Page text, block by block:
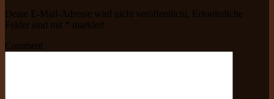
Deine E-Mail-Adresse wird nicht veröffentlicht.
Erforderliche
Felder sind mit
markiert
Comment